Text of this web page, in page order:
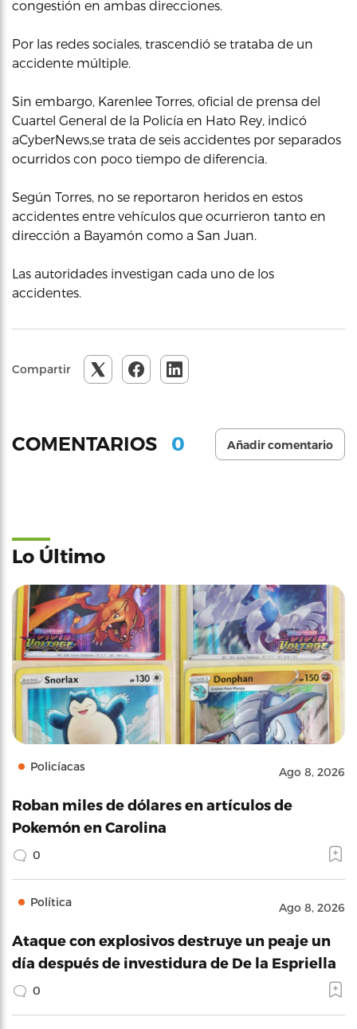
congestión en ambas direcciones.
Por las redes sociales, trascendió se trataba de un
accidente múltiple.
Sin embargo, Karenlee Torres, oficial de prensa del
Cuartel General de la Policía en Hato Rey, indicó
aCyberNews,se trata de seis accidentes por separados
ocurridos con poco tiempo de diferencia.
Según Torres, no se reportaron heridos en estos
accidentes entre vehículos que ocurrieron tanto en
dirección a Bayamón como a San Juan.
Las autoridades investigan cada uno de los
accidentes.
Compartir
COMENTARIOS 0 Añadir comentario
Lo Último
Policíacas Ago 8, 2026
Roban miles de dólares en artículos de
Pokemón en Carolina
0
Política Ago 8, 2026
Ataque con explosivos destruye un peaje un
día después de investidura de De la Espriella
0